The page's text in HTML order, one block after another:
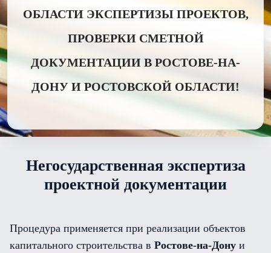
ОБЛАСТИ ЭКСПЕРТИЗЫ ПРОЕКТОВ,
ПРОВЕРКИ СМЕТНОЙ
ДОКУМЕНТАЦИИ В РОСТОВЕ-НА-
ДОНУ И РОСТОВСКОЙ ОБЛАСТИ!
Негосударственная экспертиза
проектной документации
Процедура применяется при реализации объектов
капитального строительства в Ростове-на-Дону и